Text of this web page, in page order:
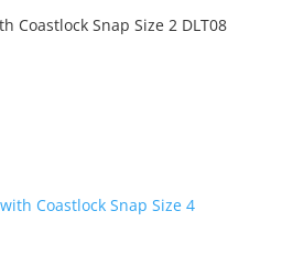
Coastlock Snap Size 2 DLT08